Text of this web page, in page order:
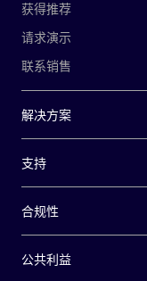
获得推荐
请求演示
联系销售
解决方案
支持
合规性
公共利益